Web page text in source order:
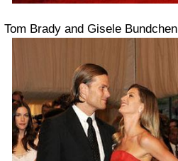
Tom Brady and Gisele Bundchen